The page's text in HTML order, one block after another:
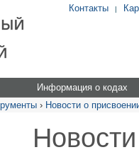
Контакты |
Информация о кодах
› Новости о